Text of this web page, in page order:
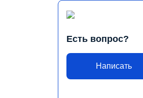
Есть вопрос?
Написать